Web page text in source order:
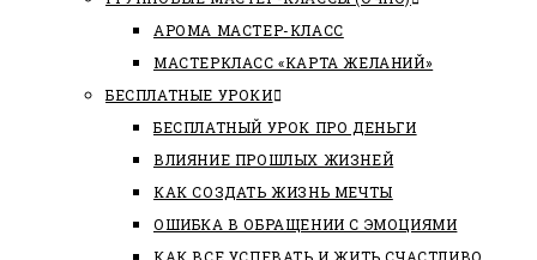
АРОМА МАСТЕР-КЛАСС
МАСТЕРКЛАСС «КАРТА ЖЕЛАНИЙ»
БЕСПЛАТНЫЕ УРОКИ
БЕСПЛАТНЫЙ УРОК ПРО ДЕНЬГИ
ВЛИЯНИЕ ПРОШЛЫХ ЖИЗНЕЙ
КАК СОЗДАТЬ ЖИЗНЬ МЕЧТЫ
ОШИБКА В ОБРАЩЕНИИ С ЭМОЦИЯМИ